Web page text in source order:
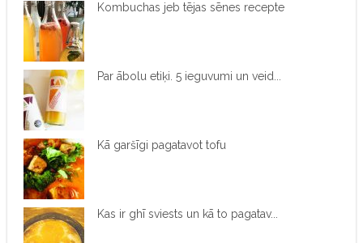
Kombuchas jeb tējas sēnes recepte
Par ābolu etiķi. 5 ieguvumi un veid...
Kā garšīgi pagatavot tofu
Kas ir ghī sviests un kā to pagatav...